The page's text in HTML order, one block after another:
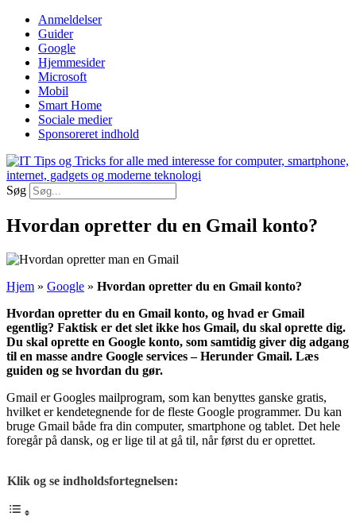
Videre
indhold
Anmeldelser
Guider
Google
Hjemmesider
Microsoft
Mobil
Smart Home
Sociale medier
Sponsoreret indhold
Søg
Hvordan opretter du en Gmail konto?
Hjem » Google » Hvordan opretter du en Gmail konto?
Hvordan opretter du en Gmail konto, og hvad er Gmail
egentlig? Faktisk er det slet ikke hos Gmail, du skal oprette dig.
Du skal oprette en Google konto, som samtidig giver dig adgang
til en masse andre Google services – Herunder Gmail. Læs
guiden og se hvordan du gør.
Gmail er Googles mailprogram, som kan benyttes ganske gratis,
hvilket er kendetegnende for de fleste Google programmer. Du kan
bruge Gmail både fra din computer, smartphone og tablet. Det hele
foregår på dansk, og er lige til at gå til, når først du er oprettet.
Klik og se indholdsfortegnelsen: